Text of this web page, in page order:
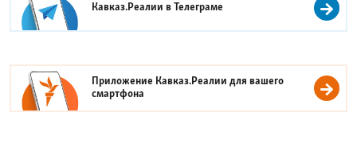
Кавказ.Реалии вТелеграме
Приложение Кавказ.Реалии для вашего
смартфона